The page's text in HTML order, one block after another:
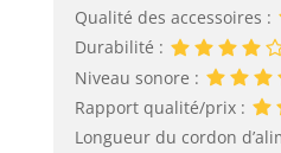
Qualité des accessoires :
Durabilité :
Niveau sonore :
Rapport qualité/prix :
Longueur du cordon